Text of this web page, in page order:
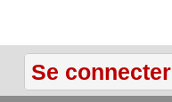
Se connecter